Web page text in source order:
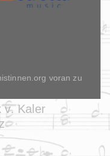
voran zu
v. Kaler